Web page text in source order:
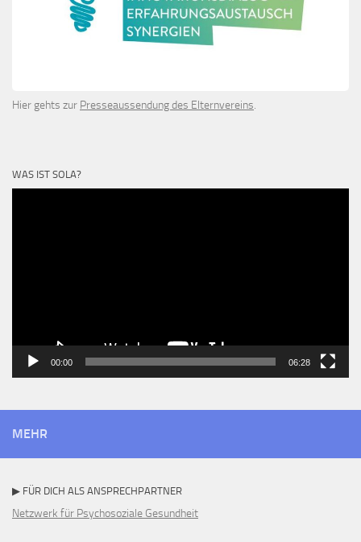
Hier gehts zur Presseaussendung des Elternvereins.
WAS IST SOLA?
00:00 06:28
MEHR
▶ FÜR DICH ALS ANSPRECHPARTNER
Netzwerk für Psychosoziale Gesundheit